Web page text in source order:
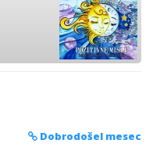
Dobrodošel mesec